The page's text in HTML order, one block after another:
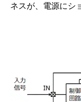
ネスが、電源にシ